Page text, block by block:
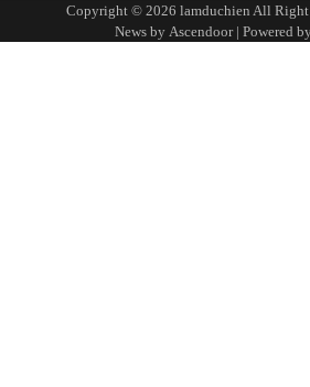
Copyright © 2026 lamduchien All Right
News by Ascendoor| Powered